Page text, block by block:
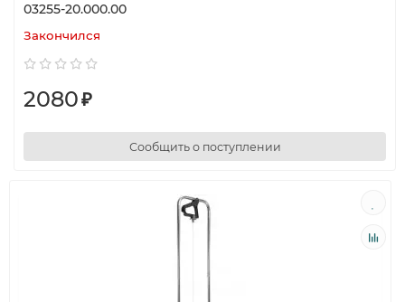
03255-20.000.00
Закончился
2080₽
Сообщить о поступлении